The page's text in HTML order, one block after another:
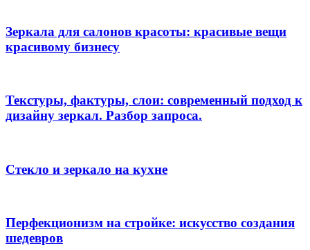
Зеркала для салонов красоты: красивые вещи
красивому бизнесу
Текстуры, фактуры, слои: современный подход к
дизайну зеркал. Разбор запроса.
Стекло и зеркало на кухне
Перфекционизм на стройке: искусство создания
шедевров